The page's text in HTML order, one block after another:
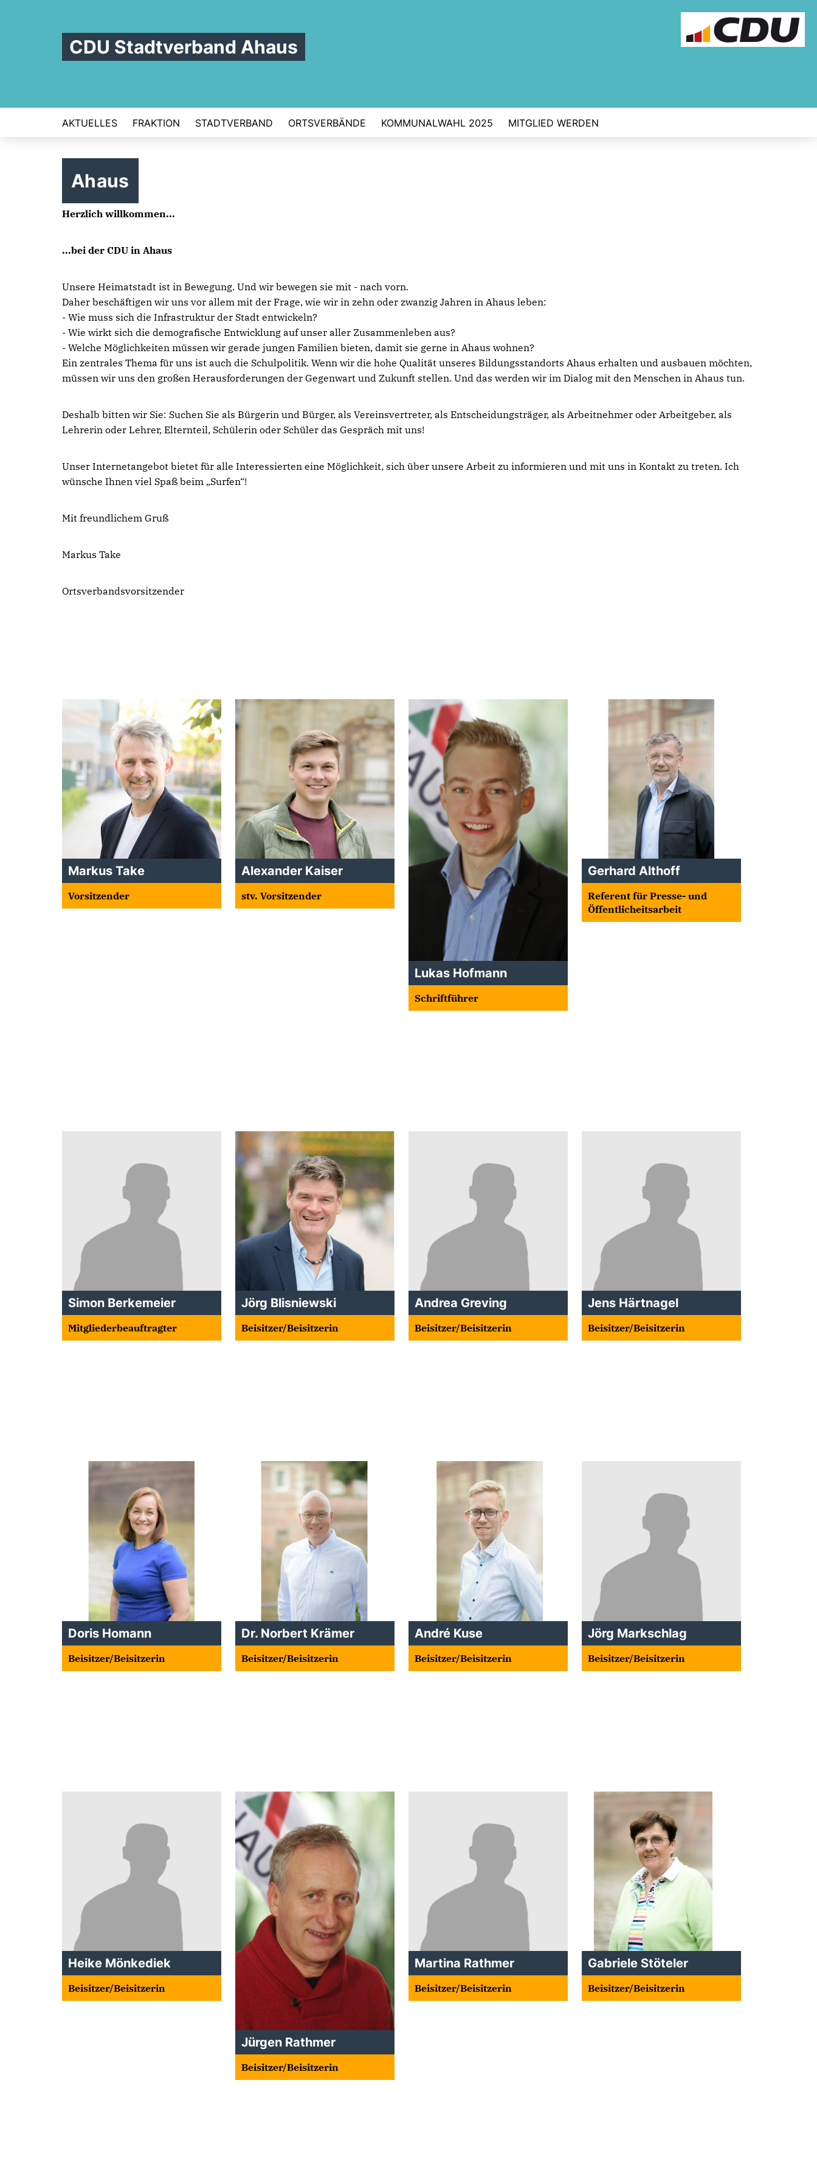
CDU Stadtverband Ahaus
AKTUELLES FRAKTION STADTVERBAND ORTSVERBÄNDE KOMMUNALWAHL 2025 MITGLIED WERDEN
Ahaus
Herzlich willkommen...
...bei der CDU in Ahaus
Unsere Heimatstadt ist in Bewegung. Und wir bewegen sie mit - nach vorn.
Daher beschäftigen wir uns vor allem mit der Frage, wie wir in zehn oder zwanzig Jahren in Ahaus leben:
- Wie muss sich die Infrastruktur der Stadt entwickeln?
- Wie wirkt sich die demografische Entwicklung auf unser aller Zusammenleben aus?
- Welche Möglichkeiten müssen wir gerade jungen Familien bieten, damit sie gerne in Ahaus wohnen?
Ein zentrales Thema für uns ist auch die Schulpolitik. Wenn wir die hohe Qualität unseres Bildungsstandorts Ahaus erhalten und ausbauen möchten,
müssen wir uns den großen Herausforderungen der Gegenwart und Zukunft stellen. Und das werden wir im Dialog mit den Menschen in Ahaus tun.
Deshalb bitten wir Sie: Suchen Sie als Bürgerin und Bürger, als Vereinsvertreter, als Entscheidungsträger, als Arbeitnehmer oder Arbeitgeber, als
Lehrerin oder Lehrer, Elternteil, Schülerin oder Schüler das Gespräch mit uns!
Unser Internetangebot bietet für alle Interessierten eine Möglichkeit, sich über unsere Arbeit zu informieren und mit uns in Kontakt zu treten. Ich
wünsche Ihnen viel Spaß beim „Surfen“!
Mit freundlichem Gruß
Markus Take
Ortsverbandsvorsitzender
Markus Take
Vorsitzender
Alexander Kaiser
stv. Vorsitzender
Lukas Hofmann
Schriftführer
Gerhard Althoff
Referent für Presse- und
Öffentlicheitsarbeit
Simon Berkemeier
Mitgliederbeauftragter
Jörg Blisniewski
Beisitzer/Beisitzerin
Andrea Greving
Beisitzer/Beisitzerin
Jens Härtnagel
Beisitzer/Beisitzerin
Doris Homann
Beisitzer/Beisitzerin
Dr. Norbert Krämer
Beisitzer/Beisitzerin
André Kuse
Beisitzer/Beisitzerin
Jörg Markschlag
Beisitzer/Beisitzerin
Heike Mönkediek
Beisitzer/Beisitzerin
Jürgen Rathmer
Beisitzer/Beisitzerin
Martina Rathmer
Beisitzer/Beisitzerin
Gabriele Stöteler
Beisitzer/Beisitzerin